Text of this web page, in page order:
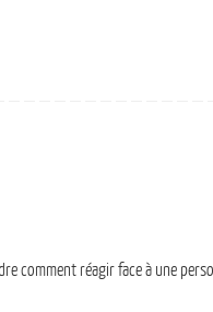
comment réagir face à une